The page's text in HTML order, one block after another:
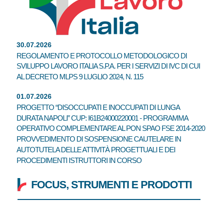
30.07.2026
REGOLAMENTO E PROTOCOLLO METODOLOGICO DI
SVILUPPO LAVORO ITALIA S.P.A. PER I SERVIZI DI IVC DI CUI
AL DECRETO MLPS 9 LUGLIO 2024, N. 115
01.07.2026
PROGETTO “DISOCCUPATI E INOCCUPATI DI LUNGA
DURATA NAPOLI” CUP: I61B24000220001 - PROGRAMMA
OPERATIVO COMPLEMENTARE AL PON SPAO FSE 2014-2020
PROVVEDIMENTO DI SOSPENSIONE CAUTELARE IN
AUTOTUTELA DELLE ATTIVITÀ PROGETTUALI E DEI
PROCEDIMENTI ISTRUTTORI IN CORSO
FOCUS, STRUMENTI E PRODOTTI